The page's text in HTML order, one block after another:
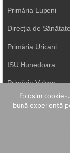
Primăria Lupeni
Direcția de
Primăria Uricani
ISU Hunedoara
Primăria Vulcan
Folosim cookie-
bună experiență